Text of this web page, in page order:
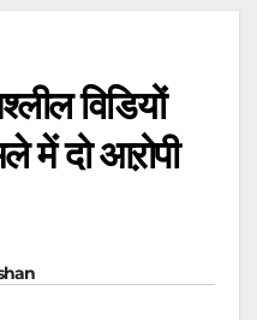
विडियों
में दो आऱोपी